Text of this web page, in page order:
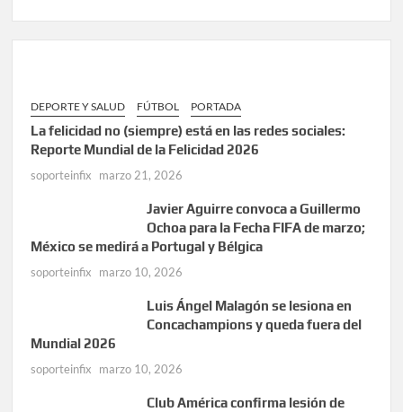
DEPORTE Y SALUD FÚTBOL PORTADA
La felicidad no (siempre) está en las redes sociales:
Reporte Mundial de la Felicidad 2026
soporteinfix marzo 21, 2026
Javier Aguirre convoca a Guillermo
Ochoa para la Fecha FIFA de marzo;
México se medirá a Portugal y Bélgica
soporteinfix marzo 10, 2026
Luis Ángel Malagón se lesiona en
Concachampions y queda fuera del
Mundial 2026
soporteinfix marzo 10, 2026
Club América confirma lesión de